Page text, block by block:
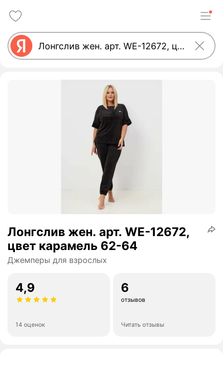
Лонгслив жен. арт. WE-12672,
цвет карамель 62-64
Джемперы для взрослых
4,9
14 оценок
6
отзывов
Читать отзывы